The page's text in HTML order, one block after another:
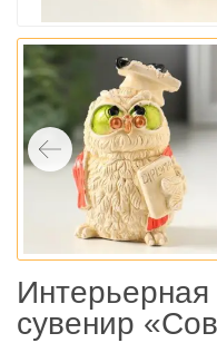
Интерьерная
сувенир